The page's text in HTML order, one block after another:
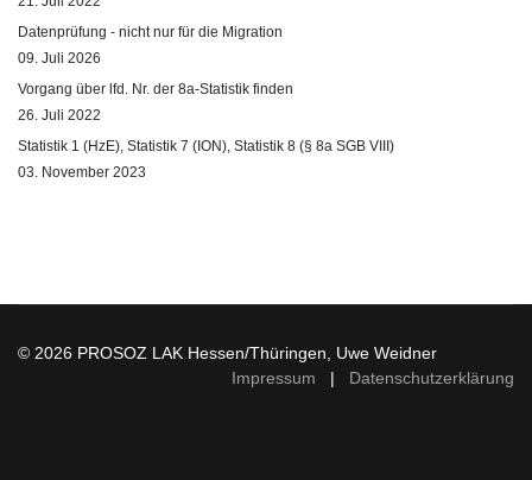
Datenprüfung - nicht nur für die Migration
09. Juli 2026
Vorgang über lfd. Nr. der 8a-Statistik finden
26. Juli 2022
Statistik 1 (HzE), Statistik 7 (ION), Statistik 8 (§ 8a SGB VIII)
03. November 2023
© 2026 PROSOZ LAK Hessen/Thüringen, Uwe Weidner
Impressum | Datenschutzerklärung